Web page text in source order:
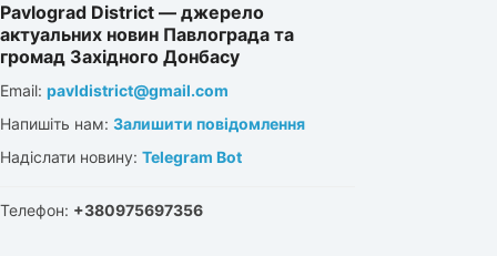
Pavlograd District — джерело
актуальних новин Павлограда та
громад Західного Донбасу
Email: pavldistrict@gmail.com
Напишіть нам: Залишити повідомлення
Надіслати новину: Telegram Bot
Телефон: +380975697356